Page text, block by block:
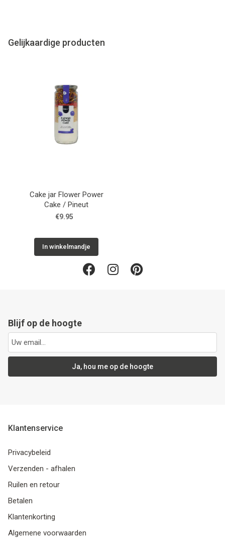
Gelijkaardige producten
Cake jar Flower Power
Cake / Pineut
€9.95
In winkelmandje
Blijf op de hoogte
Ja, hou me op de hoogte
Klantenservice
Privacybeleid
Verzenden - afhalen
Ruilen en retour
Betalen
Klantenkorting
Algemene voorwaarden